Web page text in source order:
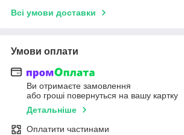
Всі умови доставки
Умови оплати
Ви отримаєте замовлення
або гроші повернуться на вашу картку
Детальніше
Оплатити частинами